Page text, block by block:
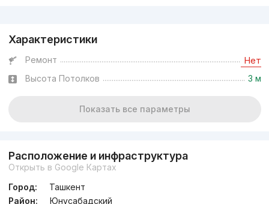
Характеристики
Ремонт Нет
Высота Потолков 3 м
Показать все параметры
Расположение и инфраструктура
Открыть в Google Картах
Город:
Ташкент
Район:
Юнусабадский